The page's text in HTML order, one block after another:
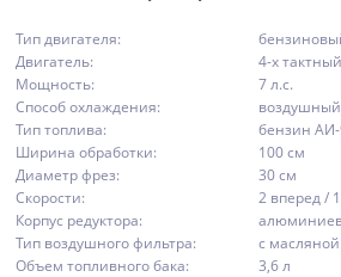
Тип двигателя:
Двигатель:
4-х
Мощность:
7 л.с.
Способ охлаждения:
воздушный
Тип топлива:
бензин
Ширина обработки:
100 см
Диаметр фрез:
30 см
Скорости:
2 вперед /
Корпус редуктора:
Тип воздушного фильтра:
с
Объем топливного бака:
3,6 л